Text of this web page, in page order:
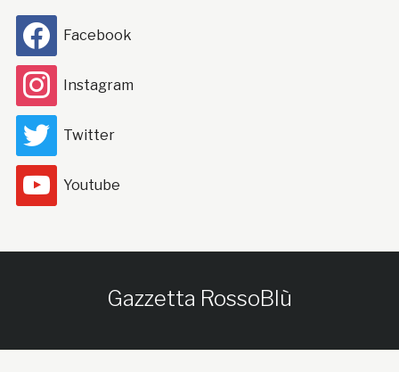
Facebook
Instagram
Twitter
Youtube
Gazzetta RossoBlù